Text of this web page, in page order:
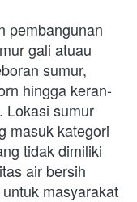
pembangunan
gali atuau
sumur,
hingga keran-
Lokasi sumur
masuk kategori
tidak dimiliki
air bersih
masyarakat